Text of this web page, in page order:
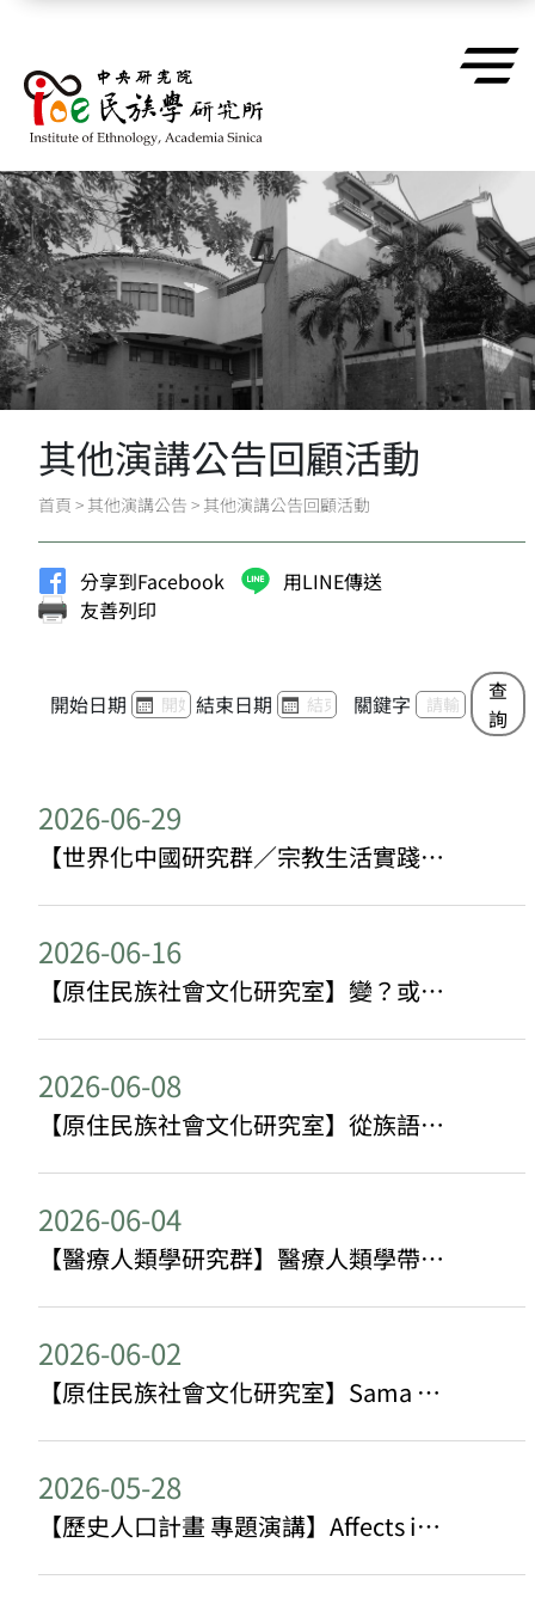
其他演講公告回顧活動
首頁 > 其他演講公告 > 其他演講公告回顧活動
分享到Facebook
用LINE傳送
友善列印
開始日期 結束日期 關鍵字
查
詢
2026-06-29
【世界化中國研究群／宗教生活實踐研究群演講】帶著鎌刀鐵鎚弘法的「佛陀」？中共的佛教統戰
2026-06-16
【原住民族社會文化研究室】變？或不變？阿美族的「改良蕃屋」
2026-06-08
【原住民族社會文化研究室】從族語找傳統
2026-06-04
【醫療人類學研究群】醫療人類學帶給臺灣社工領域老年研究的啟發
2026-06-02
【原住民族社會文化研究室】Sama in the Forest: Film Screening & Q&A 紀錄片放映及座談
2026-05-28
【歷史人口計畫 專題演講】Affects in Demographic Research: Ethnographic Insights from Taiwan